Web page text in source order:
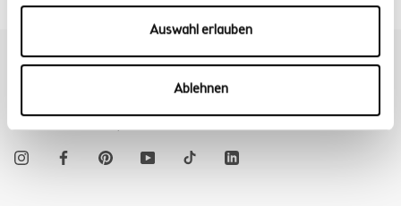
Auswahl erlauben
Ablehnen
KLOSTER KITCHEN
Reichenschwand, Deutschland